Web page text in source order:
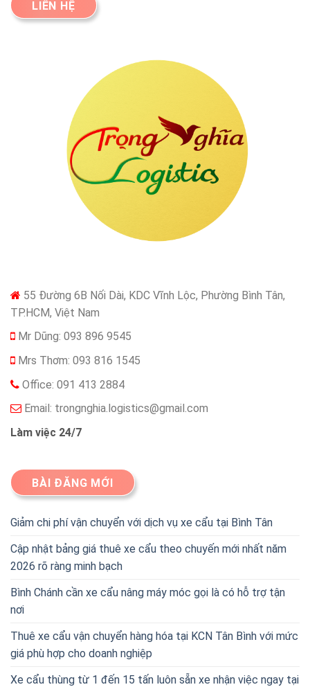
LIÊN HỆ
55 Đường 6B Nối Dài, KDC Vĩnh Lộc, Phường Bình Tân,
TP.HCM, Việt Nam
Mr Dũng: 093 896 9545
Mrs Thơm: 093 816 1545
Office: 091 413 2884
Email: trongnghia.logistics@gmail.com
Làm việc 24/7
BÀI ĐĂNG MỚI
Giảm chi phí vận chuyển với dịch vụ xe cẩu tại Bình Tân
Cập nhật bảng giá thuê xe cẩu theo chuyến mới nhất năm
2026 rõ ràng minh bạch
Bình Chánh cần xe cẩu nâng máy móc gọi là có hỗ trợ tận
nơi
Thuê xe cẩu vận chuyển hàng hóa tại KCN Tân Bình với mức
giá phù hợp cho doanh nghiệp
Xe cẩu thùng từ 1 đến 15 tấn luôn sẵn xe nhận việc ngay tại